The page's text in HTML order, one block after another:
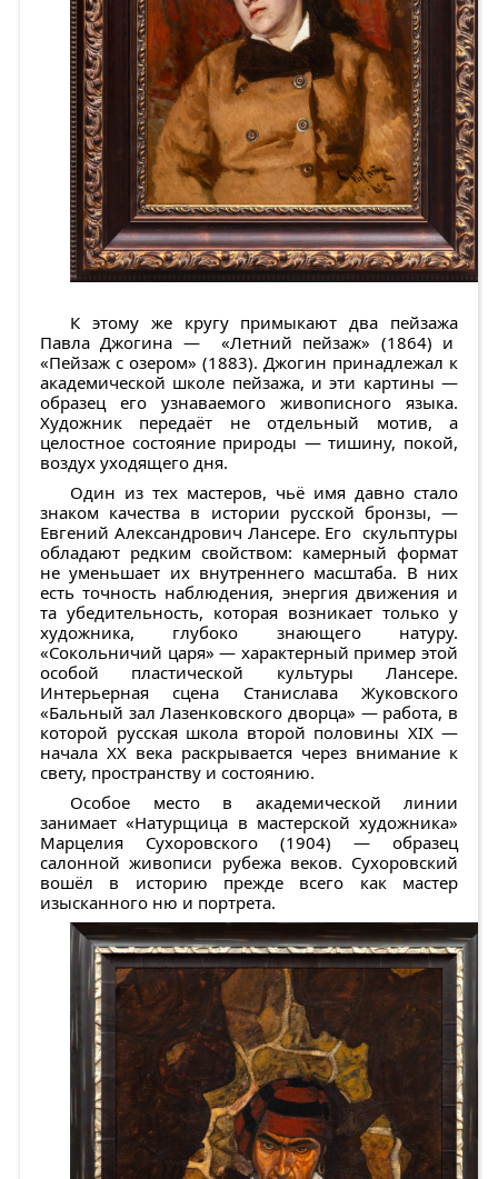
К этому же кругу примыкают два пейзажа
Павла Джогина — «Летний пейзаж» (1864) и
«Пейзаж с озером» (1883). Джогин принадлежал к
академической школе пейзажа, и эти картины —
образец его узнаваемого живописного языка.
Художник передаёт не отдельный мотив, а
целостное состояние природы — тишину, покой,
воздух уходящего дня.
Один из тех мастеров, чьё имя давно стало
знаком качества в истории русской бронзы, —
Евгений Александрович Лансере. Его скульптуры
обладают редким свойством: камерный формат
не уменьшает их внутреннего масштаба. В них
есть точность наблюдения, энергия движения и
та убедительность, которая возникает только у
художника, глубоко знающего натуру.
«Сокольничий царя» — характерный пример этой
особой пластической культуры Лансере.
Интерьерная сцена Станислава Жуковского
«Бальный зал Лазенковского дворца» — работа, в
которой русская школа второй половины XIX —
начала XX века раскрывается через внимание к
свету, пространству и состоянию.
Особое место в академической линии
занимает «Натурщица в мастерской художника»
Марцелия Сухоровского (1904) — образец
салонной живописи рубежа веков. Сухоровский
вошёл в историю прежде всего как мастер
изысканного ню и портрета.